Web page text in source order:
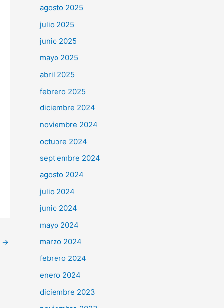
→
agosto 2025
julio 2025
junio 2025
mayo 2025
abril 2025
febrero 2025
diciembre 2024
noviembre 2024
octubre 2024
septiembre 2024
agosto 2024
julio 2024
junio 2024
mayo 2024
marzo 2024
febrero 2024
enero 2024
diciembre 2023